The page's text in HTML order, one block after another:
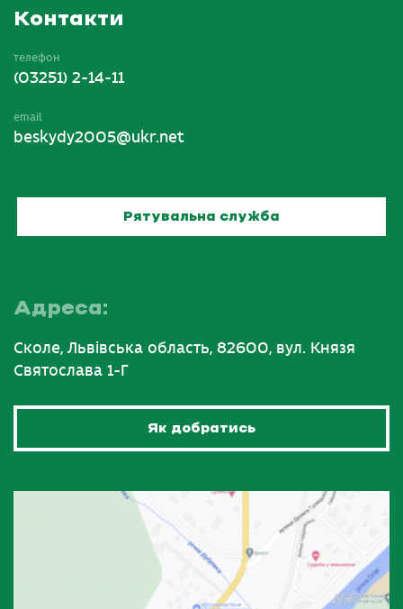
Контакти
телефон
(03251) 2-14-11
email
beskydy2005@ukr.net
Рятувальна служба
Адреса:
Сколе, Львівська область, 82600, вул. Князя
Святослава 1-Г
Як добратись